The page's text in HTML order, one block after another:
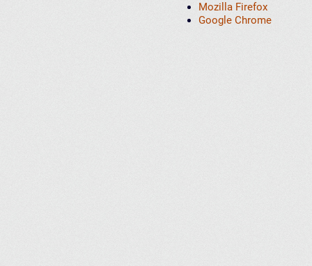
Mozilla Firefox
Google Chrome